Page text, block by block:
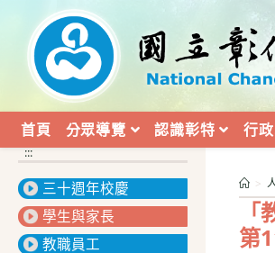
內
首頁 分眾導覽 認識彰特 行
第
>
:::
三十週年校慶
學生與家長
教職員工